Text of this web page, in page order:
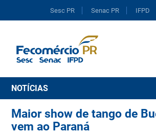
Sesc PR Senac PR IFPD
NOTÍCIAS
Maior show de tango de
vem ao Paraná